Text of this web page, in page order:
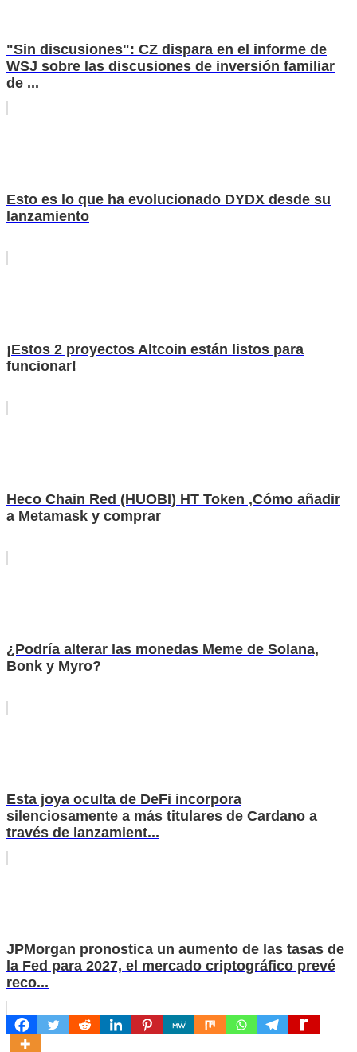
"Sin discusiones": CZ ​​dispara en el informe de
WSJ sobre las discusiones de inversión familiar
de ...
Esto es lo que ha evolucionado DYDX desde su
lanzamiento
¡Estos 2 proyectos Altcoin están listos para
funcionar!
Heco Chain Red (HUOBI) HT Token ,Cómo añadir
a Metamask y comprar
¿Podría alterar las monedas Meme de Solana,
Bonk y Myro?
Esta joya oculta de DeFi incorpora
silenciosamente a más titulares de Cardano a
través de lanzamient...
JPMorgan pronostica un aumento de las tasas de
la Fed para 2027, el mercado criptográfico prevé
reco...